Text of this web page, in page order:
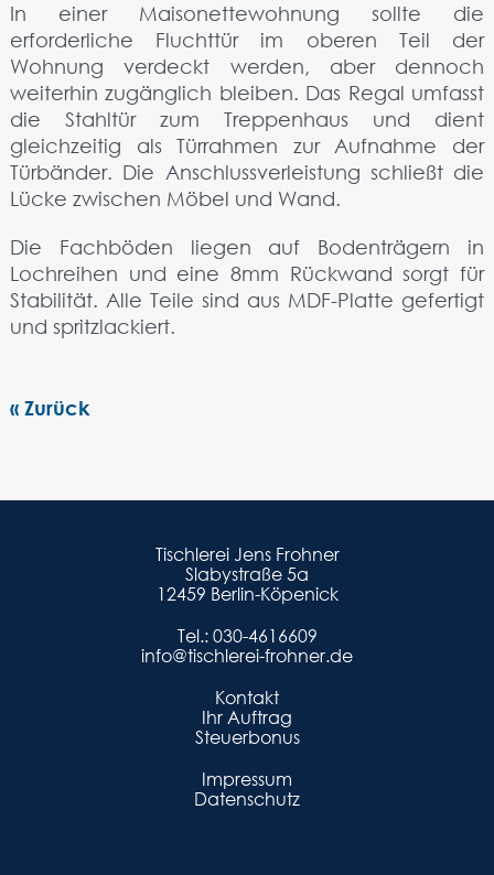
In einer Maisonettewohnung sollte die
erforderliche Fluchttür im oberen Teil der
Wohnung verdeckt werden, aber dennoch
weiterhin zugänglich bleiben. Das Regal umfasst
die Stahltür zum Treppenhaus und dient
gleichzeitig als Türrahmen zur Aufnahme der
Türbänder. Die Anschlussverleistung schließt die
Lücke zwischen Möbel und Wand.
Die Fachböden liegen auf Bodenträgern in
Lochreihen und eine 8mm Rückwand sorgt für
Stabilität. Alle Teile sind aus MDF-Platte gefertigt
und spritzlackiert.
« Zurück
Tischlerei Jens Frohner
Slabystraße 5a
12459 Berlin-Köpenick
Tel.:030-4616609
info@tischlerei-frohner.de
Kontakt
Ihr Auftrag
Steuerbonus
Impressum
Datenschutz